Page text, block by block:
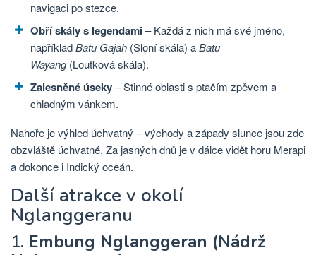
navigaci po stezce.
Obří skály s legendami– Každá z nich má své jméno,
napříkladBatu Gajah (Sloní skála) aBatu
Wayang(Loutková skála).
Zalesněné úseky– Stinné oblasti s ptačím zpěvem a
chladným vánkem.
Nahoře je výhled úchvatný – východy a západy slunce jsou zde
obzvláště úchvatné. Za jasných dnů je v dálce vidět horu Merapi
a dokonce i Indický oceán.
Další atrakce v okolí
Nglanggeranu
1. Embung Nglanggeran (Nádrž